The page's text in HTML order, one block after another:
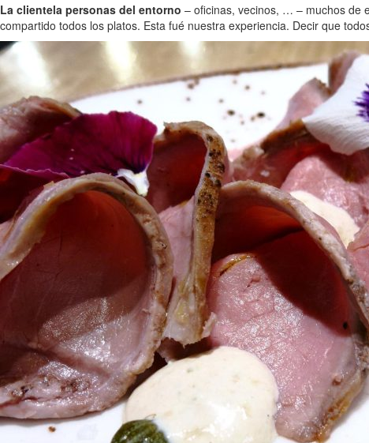
La clientela personas del entorno – oficinas, vecinos, … – muchos de
compartido todos los platos. Esta fué nuestra experiencia. Decir que